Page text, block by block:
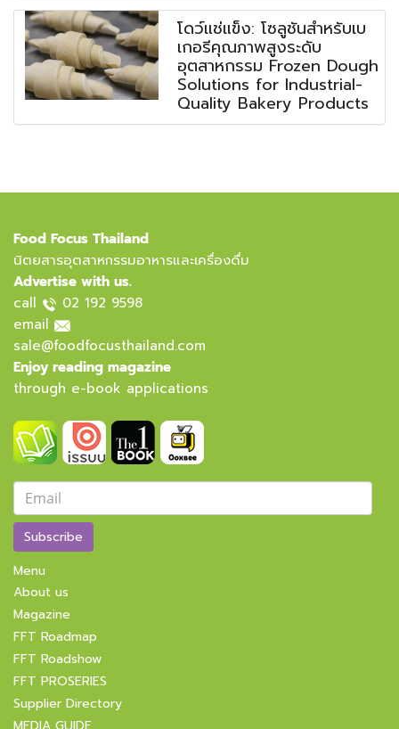
โดว์แช่แข็ง: โซลูชันสำหรับเบ
เกอรีคุณภาพสูงระดับ
อุตสาหกรรม Frozen Dough
Solutions for Industrial-
Quality Bakery Products
Food Focus Thailand
นิตยสารอุตสาหกรรมอาหารและเครื่องดื่ม
Advertise with us.
call
02 192 9598
email
sale@foodfocusthailand.com
Enjoy reading magazine
through e-book applications
Subscribe
Menu
About us
Magazine
FFT Roadmap
FFT Roadshow
FFT PROSERIES
Supplier Directory